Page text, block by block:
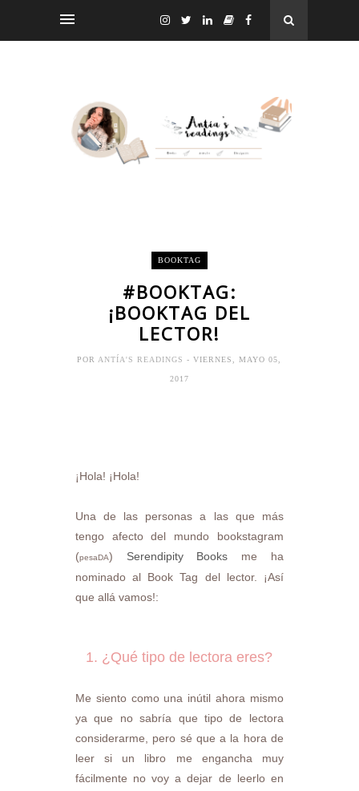
BOOKTAG
#BOOKTAG:
¡BOOKTAG DEL
LECTOR!
POR ANTÍA'S READINGS- VIERNES, MAYO 05,
2017
¡ Hola! ¡Hola!
Una de las personas a las que más
tengo afecto del mundo bookstagram
(pesaDA) Serendipity Books me ha
nominado al Book Tag del lector. ¡Así
que allá vamos!:
1. ¿Qué tipo de lectora eres?
Me siento como una inútil ahora mismo
ya que no sabría que tipo de lectora
considerarme, pero sé que a la hora de
leer si un libro me engancha muy
fácilmente no voy a dejar de leerlo en